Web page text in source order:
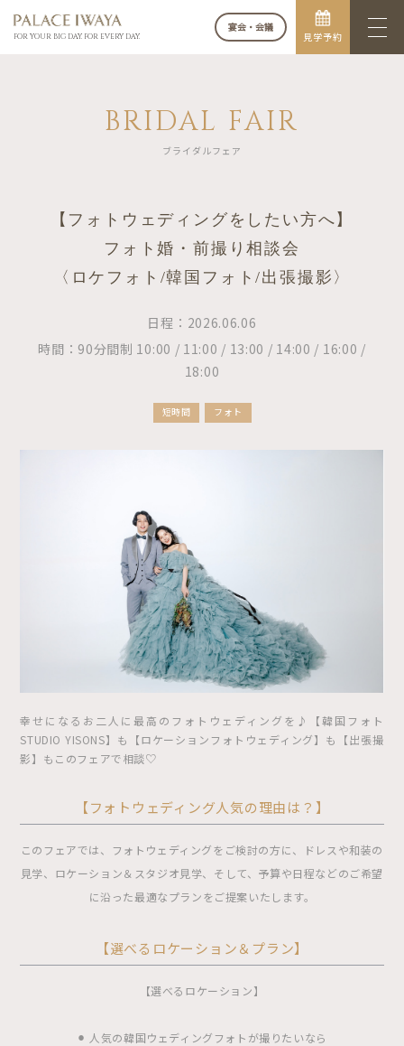
FOR YOUR BIG DAY. FOR EVERY DAY.
宴会・会議
見学予約
BRIDAL FAIR
ブライダルフェア
【フォトウェディングをしたい方へ】
フォト婚・前撮り相談会
〈ロケフォト/韓国フォト/出張撮影〉
日程：2026.06.06
時間：90分間制 10:00 / 11:00 / 13:00 / 14:00 / 16:00 /
18:00
短時間 フォト
幸せになるお二人に最高のフォトウェディングを♪【韓国フォト
STUDIO YISONS】も【ロケーションフォトウェディング】も【出張撮
影】もこのフェアで相談♡
【フォトウェディング人気の理由は？】
このフェアでは、フォトウェディングをご検討の方に、ドレスや和装の
見学、ロケーション＆スタジオ見学、そして、予算や日程などのご希望
に沿った最適なプランをご提案いたします。
【選べるロケーション＆プラン】
【選べるロケーション】
⚫︎ 人気の韓国ウェディングフォトが撮りたいなら